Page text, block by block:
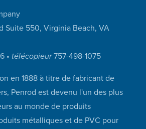
Suite 550, Virginia Beach, VA
• télécopieur757-498-1075
en 1888 à titre de fabricant de
Penrod est devenu l'un des plus
au monde de produits
métalliques et de PVC pour